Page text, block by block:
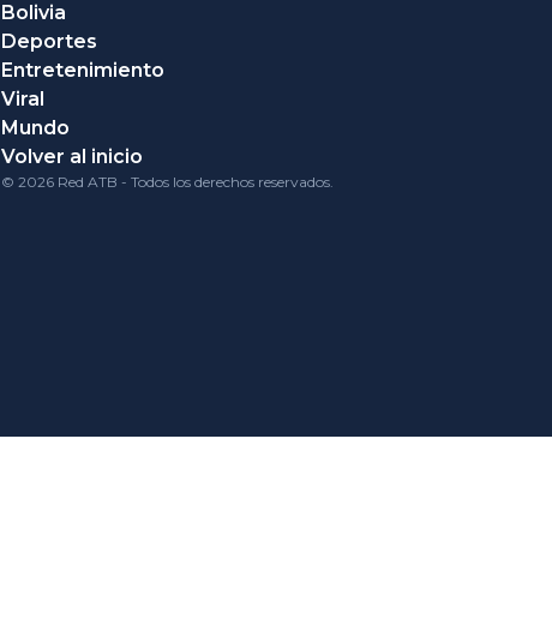
Bolivia
Deportes
Entretenimiento
Viral
Mundo
Volver al inicio
© 2026 Red ATB - Todos los derechos reservados.